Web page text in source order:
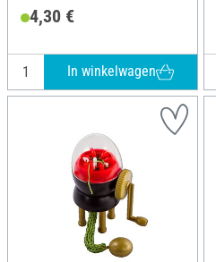
4,30 €
In winkelwagen